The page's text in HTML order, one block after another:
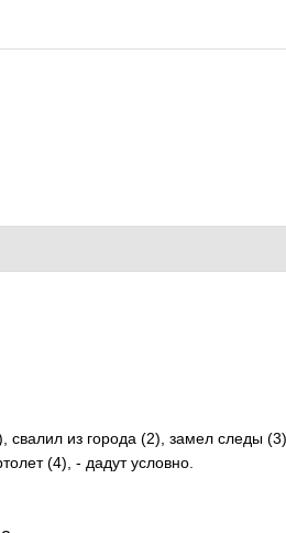
свалил из города (2), замел следы
(4), - дадут условно.